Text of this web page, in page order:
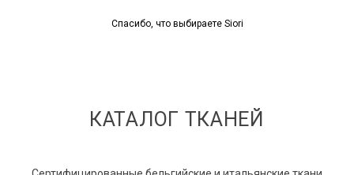
Спасибо, что выбираете Siori